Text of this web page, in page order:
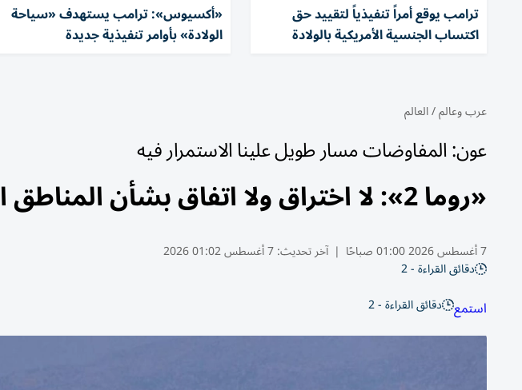
ترامب يوقع أمراً تنفيذياً لتقييد حق
اكتساب الجنسية الأمريكية بالولادة
«أكسيوس»: ترامب يستهدف «سياحة
الولادة» بأوامر تنفيذية جديدة
عرب وعالم/العالم
عون: المفاوضات مسار طويل علينا الاستمرار فيه
«روما 2»: لا اختراق ولا اتفاق بشأن المناطق التجريبية في لبنان
7 أغسطس 2026 01:00 صباحًا | آخر تحديث:7 أغسطس 01:02 2026
دقائق القراءة - 2
استمع دقائق القراءة - 2